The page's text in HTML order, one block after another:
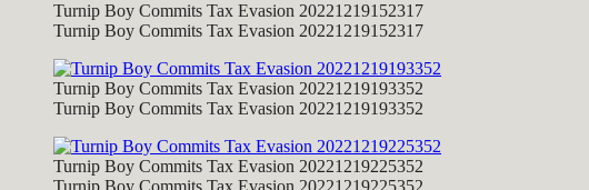
Turnip Boy Commits Tax Evasion 20221219152317
Turnip Boy Commits Tax Evasion 20221219152317
Turnip Boy Commits Tax Evasion 20221219193352
Turnip Boy Commits Tax Evasion 20221219193352
Turnip Boy Commits Tax Evasion 20221219225352
Turnip Boy Commits Tax Evasion 20221219225352